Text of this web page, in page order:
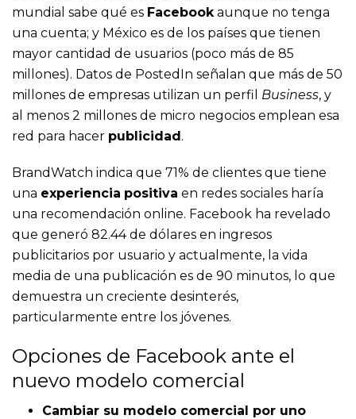
mundial sabe qué es Facebook aunque no tenga
una cuenta; y México es de los países que tienen
mayor cantidad de usuarios (poco más de 85
millones). Datos de PostedIn señalan que más de 50
millones de empresas utilizan un perfil Business, y
al menos 2 millones de micro negocios emplean esa
red para hacer publicidad.
BrandWatch indica que 71% de clientes que tiene
una experiencia positiva en redes sociales haría
una recomendación online. Facebook ha revelado
que generó 82.44 de dólares en ingresos
publicitarios por usuario y actualmente, la vida
media de una publicación es de 90 minutos, lo que
demuestra un creciente desinterés,
particularmente entre los jóvenes.
Opciones de Facebook ante el
nuevo modelo comercial
Cambiar su modelo comercial por uno